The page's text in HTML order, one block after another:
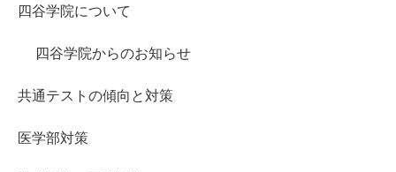
四谷学院について
四谷学院からのお知らせ
共通テストの傾向と対策
医学部対策